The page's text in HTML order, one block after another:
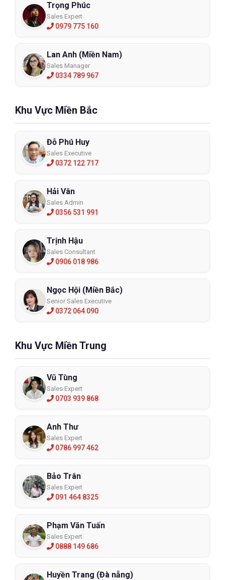
Trọng Phúc
Sales Expert
0979 775 160
Lan Anh (Miền Nam)
Sales Manager
0334 789 967
Khu Vực Miền Bắc
Đỗ Phú Huy
Sales Executive
0372 122 717
Hải Vân
Sales Admin
0356 531 991
Trịnh Hậu
Sales Consultant
0906 018 986
Ngọc Hội (Miền Bắc)
Senior Sales Executive
0372 064 090
Khu Vực Miền Trung
Vũ Tùng
Sales Expert
0703 939 868
Anh Thư
Sales Expert
0786 997 462
Bảo Trân
Sales Expert
091 464 8325
Phạm Văn Tuấn
Sales Expert
0888 149 686
Huyền Trang (Đà nẵng)